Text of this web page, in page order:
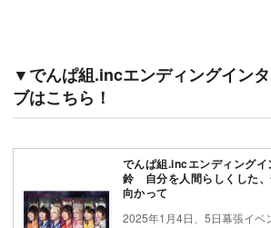
▼でんぱ組.incエンディングイン
ブはこちら！
でんぱ組.incエンディング
鈴 自分を人間らしくした
向かって
2025年1月4日、5日幕張イベ